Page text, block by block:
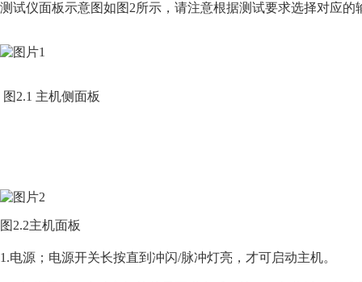
测试仪面板示意图如图2所示，请注意根据测试要求选择对应的
图2.1 主机侧面板
图2.2主机面板
1.电源；电源开关长按直到冲闪/脉冲灯亮，才可启动主机。